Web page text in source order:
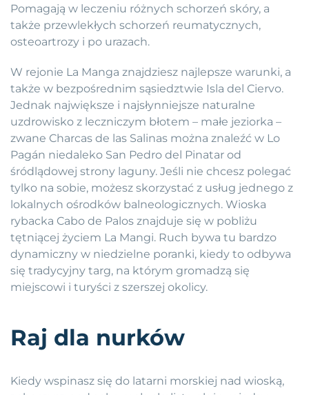
Pomagają w leczeniu różnych schorzeń skóry, a
także przewlekłych schorzeń reumatycznych,
osteoartrozy i po urazach.
W rejonie La Manga znajdziesz najlepsze warunki, a
także w bezpośrednim sąsiedztwie Isla del Ciervo.
Jednak największe i najsłynniejsze naturalne
uzdrowisko z leczniczym błotem – małe jeziorka –
zwane Charcas de las Salinas można znaleźć w Lo
Pagán niedaleko San Pedro del Pinatar od
śródlądowej strony laguny. Jeśli nie chcesz polegać
tylko na sobie, możesz skorzystać z usług jednego z
lokalnych ośrodków balneologicznych. Wioska
rybacka Cabo de Palos znajduje się w pobliżu
tętniącej życiem La Mangi. Ruch bywa tu bardzo
dynamiczny w niedzielne poranki, kiedy to odbywa
się tradycyjny targ, na którym gromadzą się
miejscowi i turyści z szerszej okolicy.
Raj dla nurków
Kiedy wspinasz się do latarni morskiej nad wioską,